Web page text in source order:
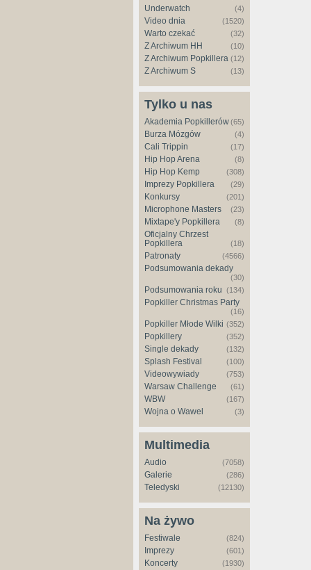
Underwatch (4)
Video dnia (1520)
Warto czekać (32)
Z Archiwum HH (10)
Z Archiwum Popkillera (12)
Z Archiwum S (13)
Tylko u nas
Akademia Popkillerów(65)
Burza Mózgów (4)
Cali Trippin (17)
Hip Hop Arena (8)
Hip Hop Kemp (308)
Imprezy Popkillera (29)
Konkursy (201)
Microphone Masters (23)
Mixtape'y Popkillera (8)
Oficjalny Chrzest
Popkillera
(18)
Patronaty (4566)
Podsumowania dekady
(30)
Podsumowania roku (134)
Popkiller Christmas Party
(16)
Popkiller Młode Wilki (352)
Popkillery (352)
Single dekady (132)
Splash Festival (100)
Videowywiady (753)
Warsaw Challenge (61)
WBW (167)
Wojna o Wawel (3)
Multimedia
Audio (7058)
Galerie (286)
Teledyski (12130)
Na żywo
Festiwale (824)
Imprezy (601)
Koncerty (1930)